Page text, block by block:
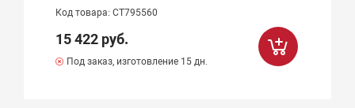
Код товара: СТ795560
15 422 руб.
Под заказ, изготовление 15 дн.